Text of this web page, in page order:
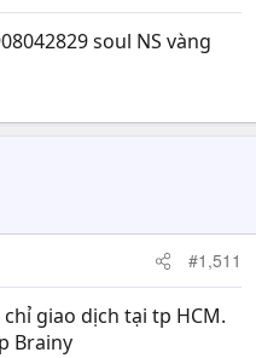
soul NS vàng
#1,511
giao dịch tại tp HCM.
Brainy